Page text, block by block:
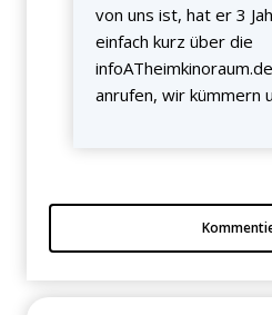
von uns ist, hat er 3
einfach kurz über die
anrufen, wir kümmern